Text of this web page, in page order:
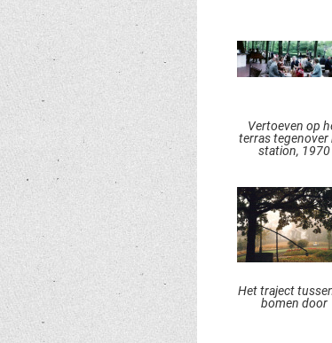
Vertoeven op
terras tegenover
station, 1970
Het traject
bomen door